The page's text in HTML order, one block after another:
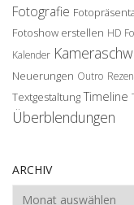
Fotografie
Fotoshow erstellen HD
Kalender
Neuerungen Outro
Textgestaltung Timeline
Überblendungen
ARCHIV
Archiv